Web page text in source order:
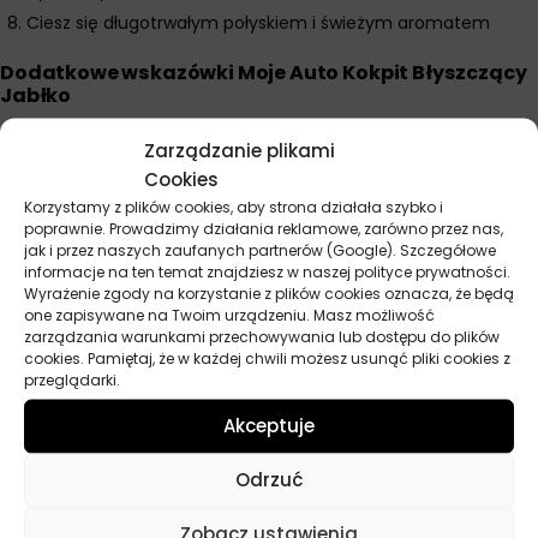
Zarządzanie plikami
Cookies
Korzystamy z plików cookies, aby strona działała szybko i
poprawnie. Prowadzimy działania reklamowe, zarówno przez nas,
jak i przez naszych zaufanych partnerów (Google). Szczegółowe
informacje na ten temat znajdziesz w naszej polityce prywatności.
Wyrażenie zgody na korzystanie z plików cookies oznacza, że będą
one zapisywane na Twoim urządzeniu. Masz możliwość
zarządzania warunkami przechowywania lub dostępu do plików
cookies. Pamiętaj, że w każdej chwili możesz usunąć pliki cookies z
przeglądarki.
Akceptuje
Odrzuć
Ciesz się długotrwałym połyskiem i świeżym aromatem
Dodatkowe wskazówki Moje Auto Kokpit Błyszczący
Jabłko
Antystatyczne właściwości znacznie wydłużają czas między
czyszczeniami bo kurz nie przywiera tak łatwo do powierzchni.
Błyszczący efekt sprawia że plastiki wyglądają jak nowe z
głębokim odbiciem światła i eleganckim połyskiem. Zapach
świeżego jabłka pozostaje dyskretny i naturalny nadając
wnętrzu owocowy i orzeźwiający charakter. Większa pojemność
600 ml sprawia że produkt jest ekonomiczny dla osób regularnie
czyszczących samochód. Ochrona przed starzeniem plastiku
zapobiega powstawaniu białych plam i pęknięć na starszych
elementach kokpitu. Regularne stosowanie utrzymuje plastiki w
doskonałym stanie przez lata użytkowania pojazdu.